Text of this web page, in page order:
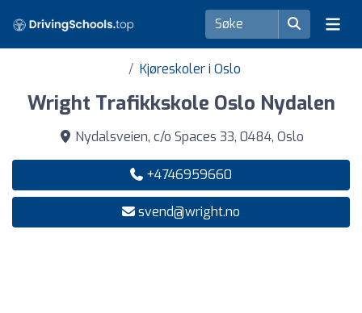
Kjøreskoler i Oslo
Wright Trafikkskole Oslo Nydalen
Nydalsveien, c/o Spaces 33, 0484, Oslo
+4746959660
svend@wright.no